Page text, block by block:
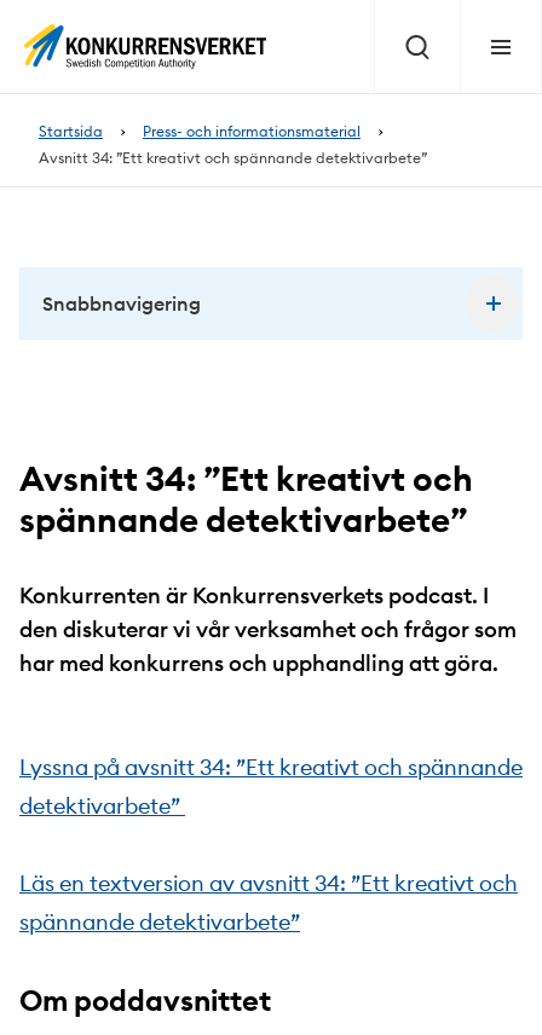
Sök Meny
Startsida
Press- och informationsmaterial
Avsnitt 34: ”Ett kreativt och spännande detektivarbete”
Avsnitt 34: ”Ett kreativt och
spännande detektivarbete”
Konkurrenten är Konkurrensverkets podcast. I
den diskuterar vi vår verksamhet och frågor som
har med konkurrens och upphandling att göra.
Lyssna på avsnitt 34: ”Ett kreativt och spännande
detektivarbete”
Läs en textversion av avsnitt 34: ”Ett kreativt och
spännande detektivarbete”
Om poddavsnittet
Snabbnavigering